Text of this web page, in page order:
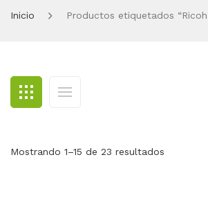
BLOG
CONTACTO
Inicio Productos etiquetados
Mostrando 1–15 de 23 resultados